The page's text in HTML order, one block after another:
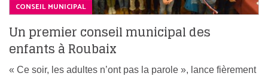
CONSEIL MUNICIPAL
Un premier conseil municipal des
enfants à Roubaix
« Ce soir, les adultes n’ont pas la parole », lance fièrement